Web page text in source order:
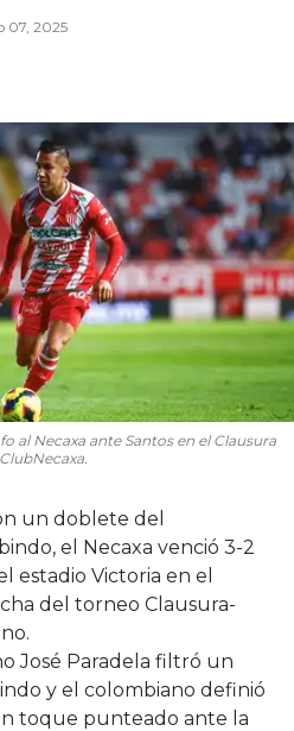
07, 2025
al Necaxa ante Santos en el Clausura
un doblete del
el Necaxa venció 3-2
estadio Victoria en el
del torneo Clausura-
José Paradela filtró un
y el colombiano definió
toque punteado ante la